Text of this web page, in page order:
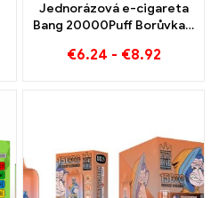
Jednorázová e-cigareta
Bang 20000Puff Borůvka s
duální síťkou
€6.24 - €8.92